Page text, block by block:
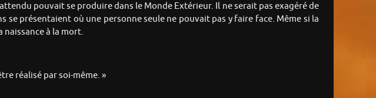
pouvait se produire dans le Monde Extérieur. Il ne serait pas exagéré de
présentaient où une personne seule ne pouvait pas y faire face. Même si la
naissance à la mort.
réalisé par soi-même. »